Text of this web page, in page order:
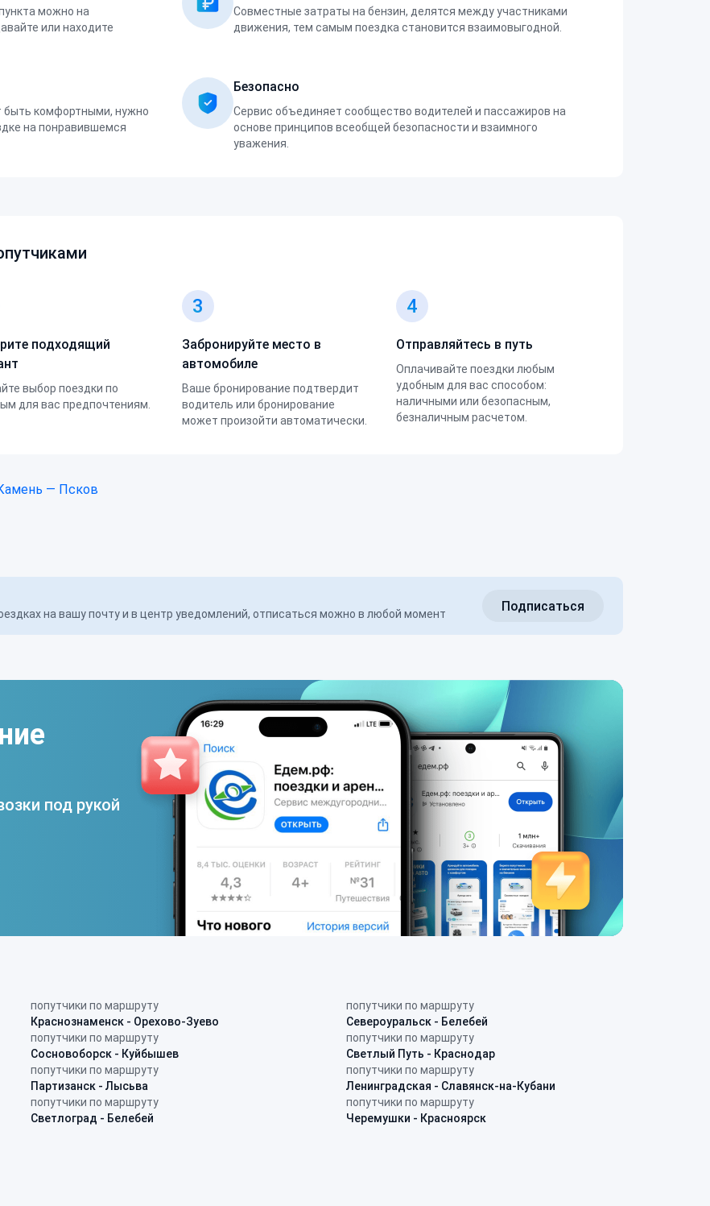
можно на
или находите
Совместные затраты на бензин, делятся между участниками
движения, тем самым поездка становится взаимовыгодной.
быть комфортными, нужно
на понравившемся
Безопасно
Сервис объединяет сообщество водителей и пассажиров на
основе принципов всеобщей безопасности и взаимного
уважения.
подходящий
выбор поездки по
для вас предпочтениям.
3
Забронируйте место в
автомобиле
Ваше бронирование подтвердит
водитель или бронирование
может произойти автоматически.
4
Отправляйтесь в путь
Оплачивайте поездки любым
удобным для вас способом:
наличными или безопасным,
безналичным расчетом.
— Псков
на вашу почту и в центр уведомлений, отписаться можно в любой момент
Подписаться
под рукой
попутчики по маршруту
Краснознаменск - Орехово-Зуево
попутчики по маршруту
Сосновоборск - Куйбышев
попутчики по маршруту
Партизанск - Лысьва
попутчики по маршруту
Светлоград - Белебей
попутчики по маршруту
Североуральск - Белебей
попутчики по маршруту
Светлый Путь - Краснодар
попутчики по маршруту
Ленинградская - Славянск-на-Кубани
попутчики по маршруту
Черемушки - Красноярск